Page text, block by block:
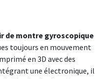
de montre gyroscopique
toujours en mouvement
en 3D avec des
une électronique, il